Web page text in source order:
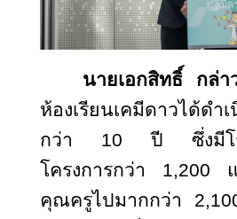
นายเอกสิทธิ์ กล่า
ห้องเรียนเคมีดาวได้ดำ
กว่า 10 ปี ซึ่งมีโรง
โครงการกว่า 1,200
คุณครูไปมากกว่า